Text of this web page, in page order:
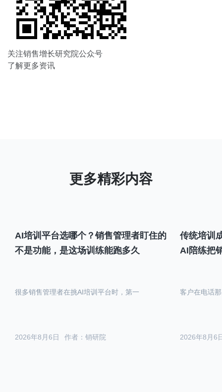
关注销售增长研究院公众号
了解更多资讯
AI培训平台选哪个？销售管理者盯住的
不是功能，是这场训练能跑多久
作者：销研院
2026年8月6日
很多销售管理者在挑AI培训平台时，第一
传统培训
AI陪练把
2026年8月6
客户在电话